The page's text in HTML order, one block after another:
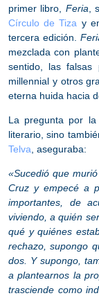
primer libro, Feria ,
Círculo de Tiza y
tercera edición.
mezclada con
sentido, las falsas
millennial y otros
eterna huida hacia
La pregunta por la
literario, sino
Telva , aseguraba:
«Sucedió que
Cruz y empecé a
importantes, de
viviendo, a quién
qué y quiénes
rechazo, supongo
dos. Y supongo,
a plantearnos la
trasciende como